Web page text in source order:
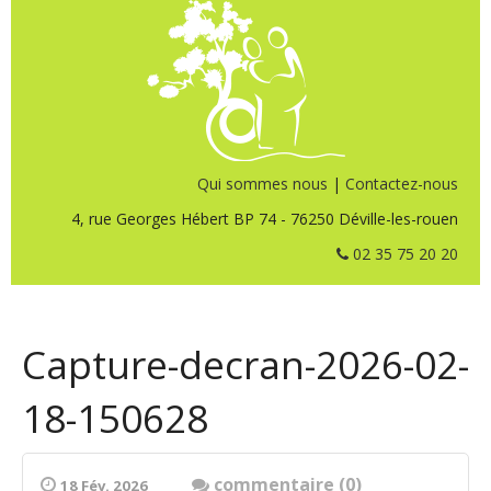
Qui sommes nous | Contactez-nous
4, rue Georges Hébert BP 74 - 76250 Déville-les-rouen
02 35 75 20 20
Capture-decran-2026-02-
18-150628
18 Fév. 2026
commentaire (0)